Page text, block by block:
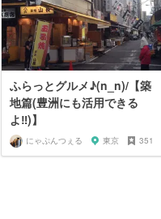
ふらっとグルメ♪(n_n)/【築
地篇(豊洲にも活用できる
よ‼︎)】
にゃぷんつぇる 東京 351